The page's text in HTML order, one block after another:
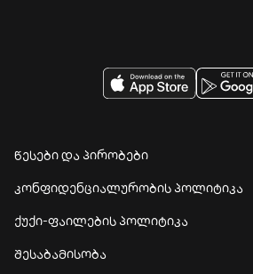
წესები და პირობები
კონფიდენციალურობის პოლიტიკა
ქუქი-ფაილების პოლიტიკა
შესაბამისობა